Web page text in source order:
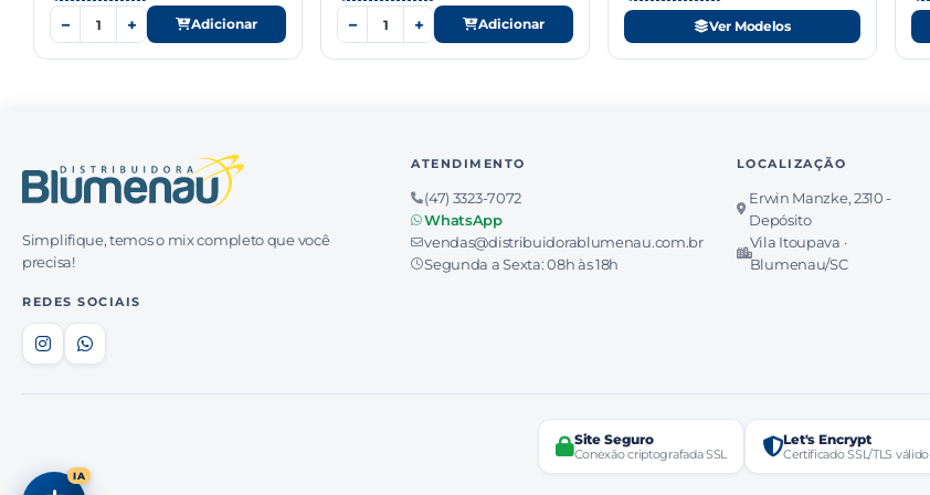
− + Adicionar − + Adicionar Ver Modelos
Simplifique, temos o mix completo que você
precisa!
REDES SOCIAIS
ATENDIMENTO
(47) 3323-7072
WhatsApp
vendas@distribuidorablumenau.com.br
Segunda a Sexta: 08h às 18h
LOCALIZAÇÃO
Erwin Manzke, 2310 -
Depósito
Vila Itoupava ·
Blumenau/SC
Site Seguro
Conexão criptografada SSL
Let's Encrypt
Certificado SSL/TLS válido
IA